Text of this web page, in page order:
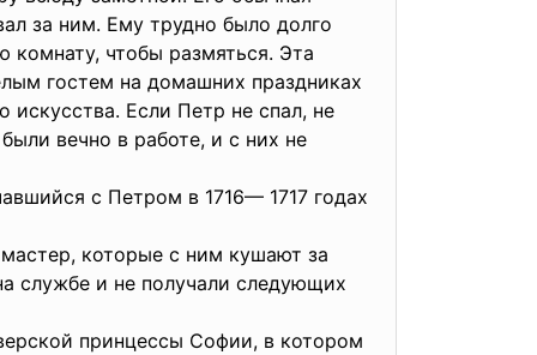
за ним. Ему трудно было долго
комнату, чтобы размяться. Эта
гостем на домашних праздниках
искусства. Если Петр не спал, не
вечно в работе, и с них не
с Петром в 1716— 1717 годах
которые с ним кушают за
службе и не получали следующих
принцессы Софии, в котором